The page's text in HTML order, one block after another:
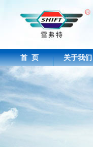
首 页 关于我们